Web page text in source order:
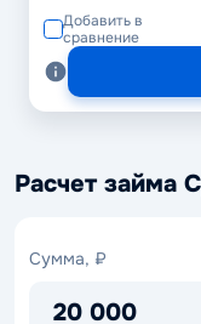
Добавить в
сравнение
Расчет займа
Сумма, ₽
20 000
Сумма,